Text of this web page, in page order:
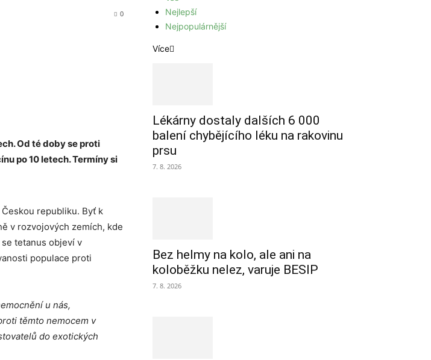
0
Od té doby se proti
po 10 letech. Termíny si
republiku. Byť k
v rozvojových zemích, kde
tetanus objeví v
populace proti
u nás,
těmto nemocem v
do exotických
Nejlepší
Nejpopulárnější
Více
Lékárny dostaly dalších 6 000
balení chybějícího léku na rakovinu
prsu
7. 8. 2026
Bez helmy na kolo, ale ani na
koloběžku nelez, varuje BESIP
7. 8. 2026